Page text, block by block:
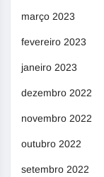
março 2023
fevereiro 2023
janeiro 2023
dezembro 2022
novembro 2022
outubro 2022
setembro 2022